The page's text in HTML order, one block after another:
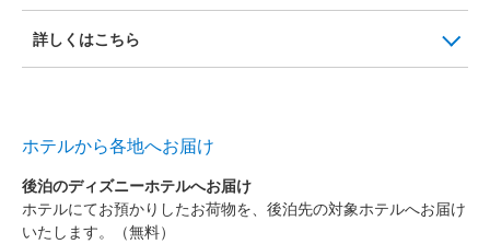
詳しくはこちら
ホテルから各地へお届け
後泊のディズニーホテルへお届け
ホテルにてお預かりしたお荷物を、後泊先の対象ホテルへお届け
いたします。（無料）